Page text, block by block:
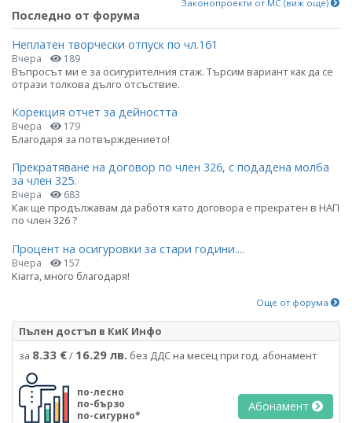
Законопроекти от МС (виж още)
Последно от форума
Неплатен творчески отпуск по чл.161
Вчера 189
Въпросът ми е за осигурителния стаж. Търсим вариант как да се
отрази толкова дълго отсъствие.
Корекция отчет за дейността
Вчера 179
Благодаря за потвърждението!
Прекратяване на договор по член 326, с подадена молба
за член 325.
Вчера 683
Как ще продължавам да работя като договора е прекратен в НАП
по член 326 ?
Процент на осигуровки за стари години....
Вчера 157
Kiarra, много благодаря!
Още от форума
Пълен достъп в КиК Инфо
за 8.33 €/ 16.29 лв. без ДДС на месец при год. абонамент
по-лесно
по-бързо
по-сигурно*
Абонамент